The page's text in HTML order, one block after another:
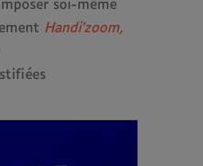
soi-même
Handi’zoom,